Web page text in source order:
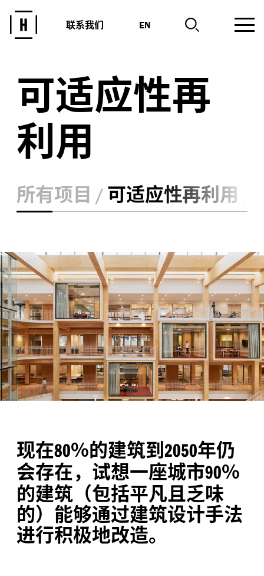
联系我们 EN
可适应性再
利用
所有项目 可适应性再利用
现在80%的建筑到2050年仍
会存在，试想一座城市90%
的建筑（包括平凡且乏味
的）能够通过建筑设计手法
进行积极地改造。